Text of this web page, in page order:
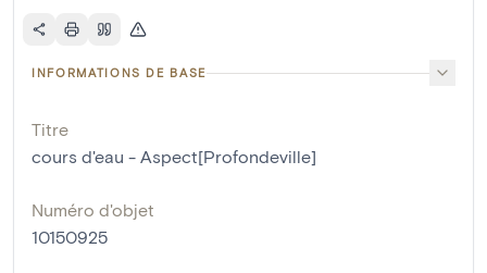
INFORMATIONS DE BASE
Titre
cours d'eau - Aspect[Profondeville]
Numéro d'objet
10150925